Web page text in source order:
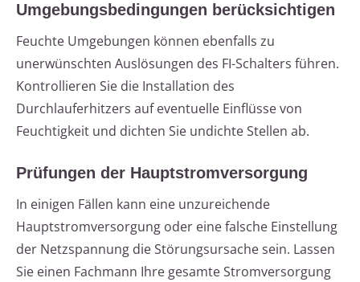
Umgebungsbedingungen berücksichtigen
Feuchte Umgebungen können ebenfalls zu
unerwünschten Auslösungen des FI-Schalters führen.
Kontrollieren Sie die Installation des
Durchlauferhitzers auf eventuelle Einflüsse von
Feuchtigkeit und dichten Sie undichte Stellen ab.
Prüfungen der Hauptstromversorgung
In einigen Fällen kann eine unzureichende
Hauptstromversorgung oder eine falsche Einstellung
der Netzspannung die Störungsursache sein. Lassen
Sie einen Fachmann Ihre gesamte Stromversorgung